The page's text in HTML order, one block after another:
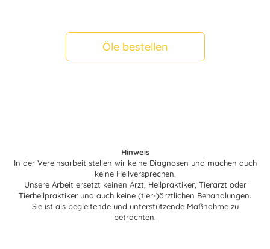
Öle bestellen
Hinweis
In der Vereinsarbeit stellen wir keine Diagnosen und machen auch
keine Heilversprechen.
Unsere Arbeit ersetzt keinen Arzt, Heilpraktiker, Tierarzt oder
Tierheilpraktiker und auch keine (tier-)ärztlichen Behandlungen.
Sie ist als begleitende und unterstützende Maßnahme zu
betrachten.